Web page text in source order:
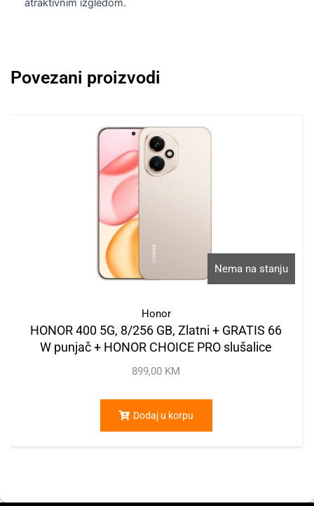
atraktivnim izgledom.
Povezani proizvodi
Nema na stanju
Honor
HONOR 400 5G, 8/256 GB, Zlatni + GRATIS 66
W punjač + HONOR CHOICE PRO slušalice
899,00 KM
Dodaj u korpu